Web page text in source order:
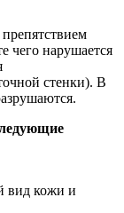
чего нарушается
стенки). В
вид кожи и